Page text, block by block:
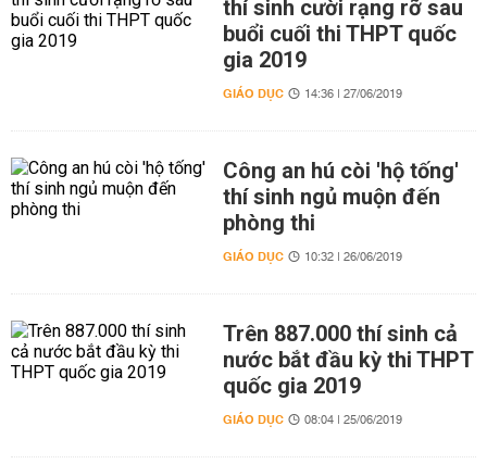
thí sinh cười rạng rỡ sau
buổi cuối thi THPT quốc
gia 2019
GIÁO DỤC 14:36 | 27/06/2019
Công an hú còi 'hộ tống'
thí sinh ngủ muộn đến
phòng thi
GIÁO DỤC 10:32 | 26/06/2019
Trên 887.000 thí sinh cả
nước bắt đầu kỳ thi THPT
quốc gia 2019
GIÁO DỤC 08:04 | 25/06/2019